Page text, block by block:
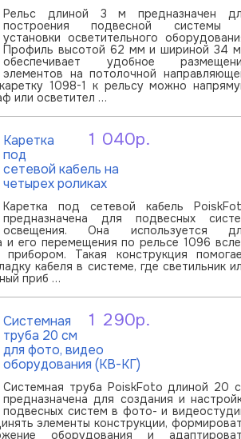
Рельс длиной 3 м предназначен
построения подвесной системы
установки осветительного
Профиль высотой 62 мм и шириной 34
обеспечивает удобное
элементов на потолочной
1098-1 к рельсу можно
или осветител …
1 040р.
Каретка
под
сетевой кабель на
четырех роликах
Каретка под сетевой кабель
предназначена для подвесных
освещения. Она используется
и его перемещения по рельсе 1096
прибором. Такая конструкция
кабеля в системе, где светильник
приб …
1 290р.
Системная
труба 20 см
для фото, видео
оборудования (КВ-КГ)
Системная труба PoiskFoto длиной 20
предназначена для создания и
подвесных систем в фото- и
элементы конструкции,
оборудования и